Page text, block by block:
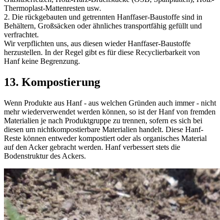
Thermoplast-Mattenresten usw.
2. Die rückgebauten und getrennten Hanffaser-Baustoffe sind in
Behältern, Großsäcken oder ähnliches transportfähig gefüllt und
verfrachtet.
Wir verpflichten uns, aus diesen wieder Hanffaser-Baustoffe
herzustellen. In der Regel gibt es für diese Recyclierbarkeit von
Hanf keine Begrenzung.
13. Kompostierung
Wenn Produkte aus Hanf - aus welchen Gründen auch immer - nicht
mehr wiederverwendet werden können, so ist der Hanf von fremden
Materialien je nach Produktgruppe zu trennen, sofern es sich bei
diesen um nichtkompostierbare Materialien handelt. Diese Hanf-
Reste können entweder kompostiert oder als organisches Material
auf den Acker gebracht werden. Hanf verbessert stets die
Bodenstruktur des Ackers.